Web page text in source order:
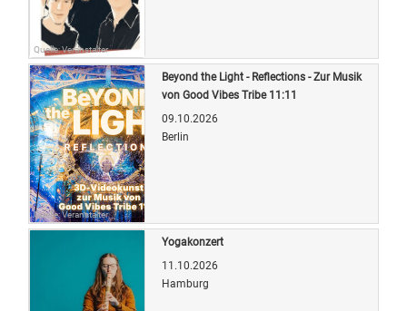
Quelle: Veranstalter
Quelle: Veranstalter
Beyond the Light - Reflections - Zur Musik
von Good Vibes Tribe 11:11
09.10.2026
Berlin
Yogakonzert
11.10.2026
Hamburg